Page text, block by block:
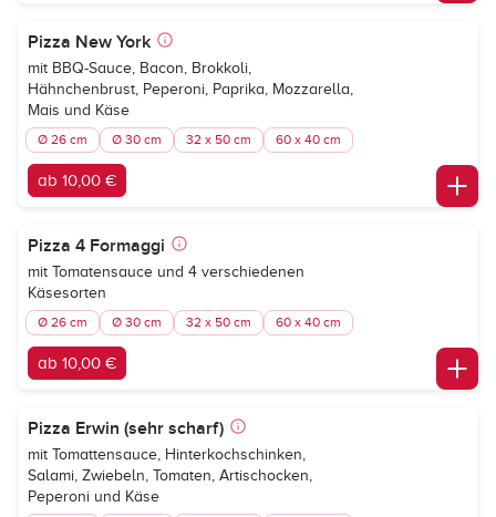
Pizza New York
mit BBQ-Sauce, Bacon, Brokkoli,
Hähnchenbrust, Peperoni, Paprika, Mozzarella,
Mais und Käse
Ø 26 cm Ø 30 cm 32 x 50 cm 60 x 40 cm
ab 10,00 €
Pizza 4 Formaggi
mit Tomatensauce und 4 verschiedenen
Käsesorten
Ø 26 cm Ø 30 cm 32 x 50 cm 60 x 40 cm
ab 10,00 €
Pizza Erwin (sehr scharf)
mit Tomattensauce, Hinterkochschinken,
Salami, Zwiebeln, Tomaten, Artischocken,
Peperoni und Käse